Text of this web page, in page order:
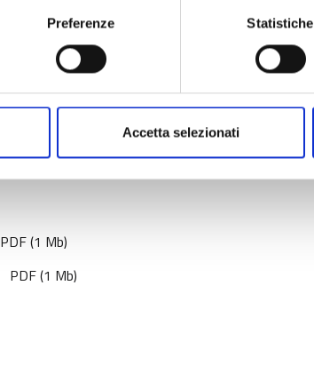
Preferenze Statistiche
Accetta selezionati
PDF (1 Mb)
PDF (1 Mb)